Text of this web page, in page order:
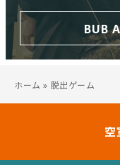
BUB
ホーム » 脱出ゲーム
空